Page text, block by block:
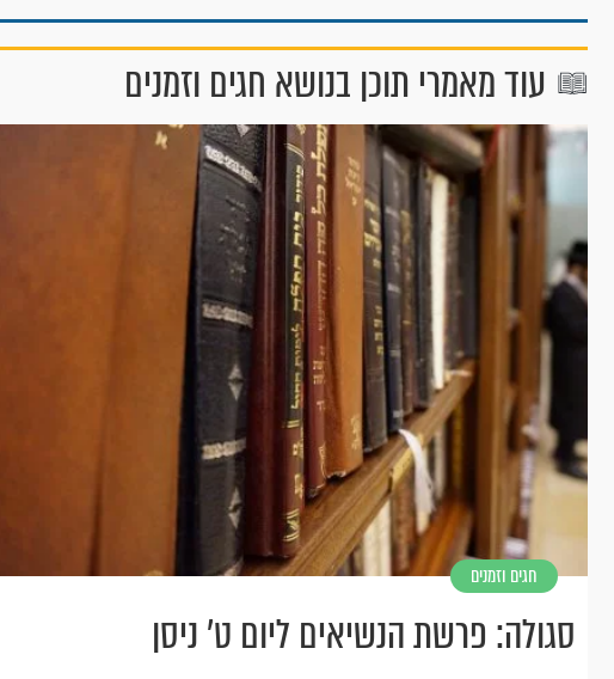
עוד מאמרי תוכן בנושא חגים וזמנים
חגים וזמנים
סגולה: פרשת הנשיאים ליום ט’ ניסן